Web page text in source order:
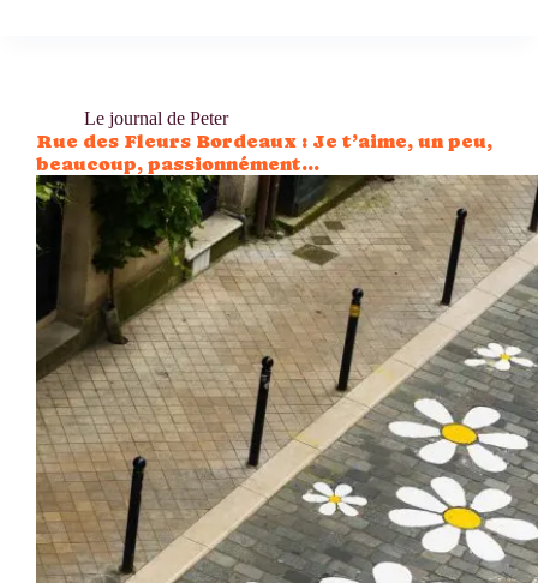
Le journal de Peter
Rue des Fleurs Bordeaux : Je t’aime, un peu,
beaucoup, passionnément…